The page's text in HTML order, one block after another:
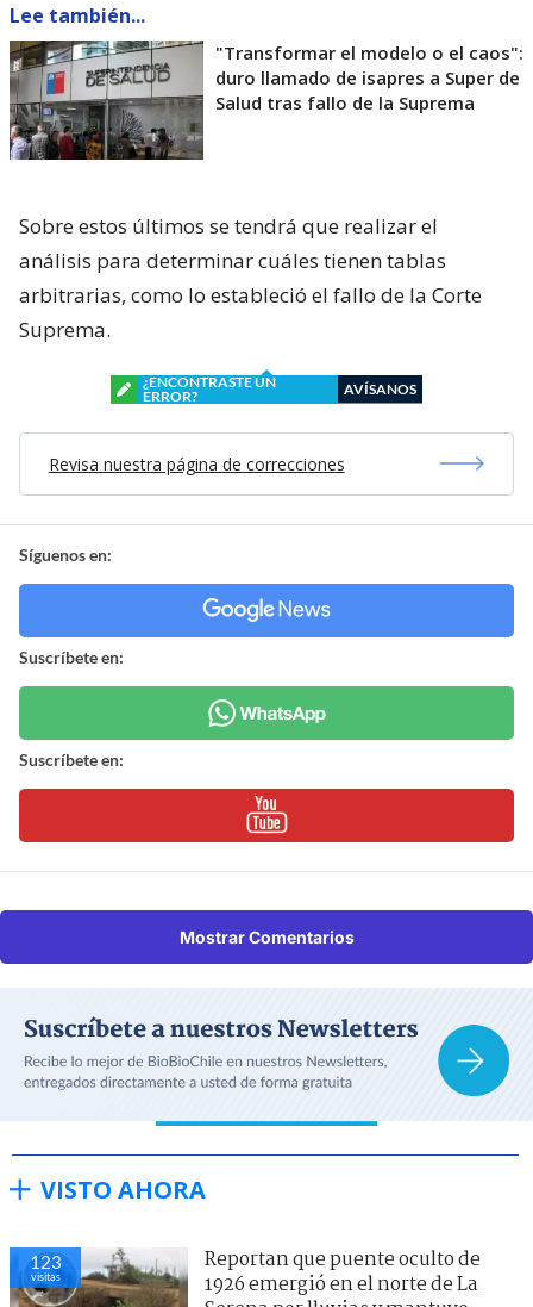
Lee también...
"Transformar el modelo o el caos":
duro llamado de isapres a Super de
Salud tras fallo de la Suprema
Sobre estos últimos se tendrá que realizar el
análisis para determinar cuáles tienen tablas
arbitrarias, como lo estableció el fallo de la Corte
Suprema.
¿ENCONTRASTE UN
ERROR?
AVÍSANOS
Revisa nuestra página de correcciones
Síguenos en:
Suscríbete en:
Suscríbete en:
Mostrar Comentarios
VISTO AHORA
123
visitas
Reportan que puente oculto de
1926 emergió en el norte de La